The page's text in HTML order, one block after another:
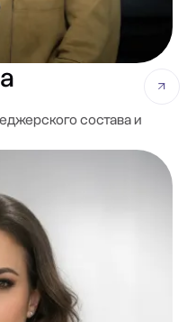
состава и